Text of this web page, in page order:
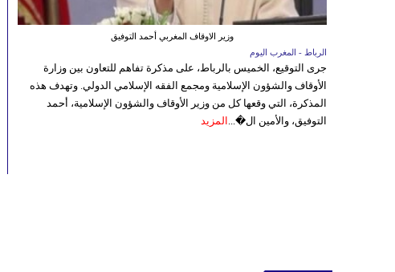
وزير الاوقاف المغربي أحمد التوفيق
الرباط - المغرب اليوم
جرى التوقيع، الخميس بالرباط، على مذكرة تفاهم للتعاون بين وزارة
الأوقاف والشؤون الإسلامية ومجمع الفقه الإسلامي الدولي. وتهدف هذه
المذكرة، التي وقعها كل من وزير الأوقاف والشؤون الإسلامية، أحمد
التوفيق، والأمين ال�... المزيد